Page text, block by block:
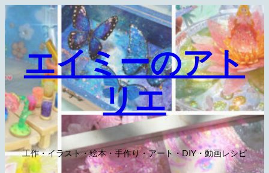
容
を
ス
キ
ッ
プ
エイミーのアト
リエ
工作・イラスト・絵本・手作り・アート・DIY・動画レシピ